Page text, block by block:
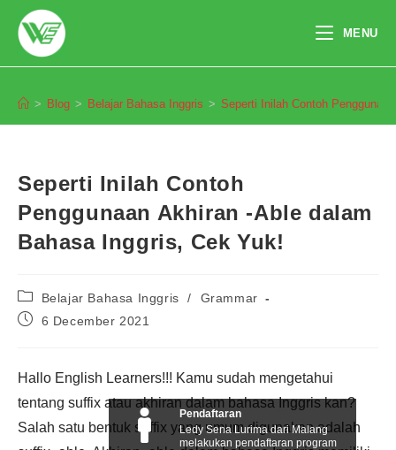
content
MENU
> Blog > Belajar Bahasa Inggris > Seperti Inilah Contoh
Seperti Inilah Contoh
Penggunaan Akhiran -Able dalam
Bahasa Inggris, Cek Yuk!
Post
category:
Belajar Bahasa Inggris /
Grammar
Post6 December 2021
Hallo English Learners!!! Kamu sudah mengetahui
tentang suffix atau akhiran dalam bahasa Inggris kan?
Salah satu bentuk suffix yang umum digunakan adalah
Pendaftaran
Ledy Sena Lurima dari Malang
melakukan pendaftaran program